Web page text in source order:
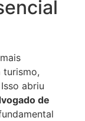
turismo,
abriu
de